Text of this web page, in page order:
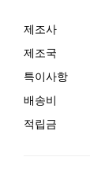
제조사
제조국
특이사항
배송비
적립금